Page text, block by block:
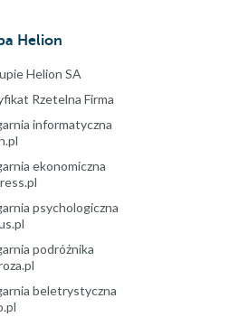
Helion
Helion SA
Rzetelna Firma
informatyczna
ekonomiczna
psychologiczna
podróżnika
beletrystyczna